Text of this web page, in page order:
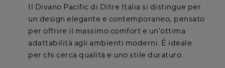
Il Divano Pacific di Ditre Italia si distingue per
un design elegante e contemporaneo, pensato
per offrire il massimo comfort e un'ottima
adattabilità agli ambienti moderni. È ideale
per chi cerca qualità e uno stile duraturo.